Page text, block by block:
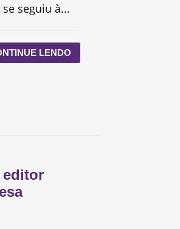
seguiu à...
LENDO
editor